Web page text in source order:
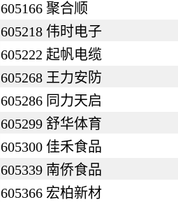
605166 聚合顺
605218 伟时电子
605222 起帆电缆
605268 王力安防
605286 同力天启
605299 舒华体育
605300 佳禾食品
605339 南侨食品
605366 宏柏新材